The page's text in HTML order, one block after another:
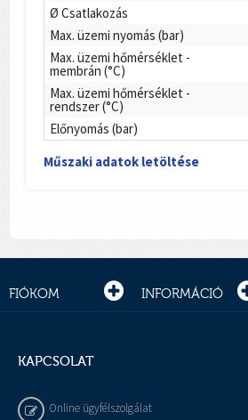
Ø Csatlakozás
Max. üzemi nyomás (bar)
Max. üzemi hőmérséklet -
membrán (°C)
Max. üzemi hőmérséklet -
rendszer (°C)
Előnyomás (bar)
Műszaki adatok letöltése
FIÓKOM INFORMÁCIÓ
KAPCSOLAT
Online ügyfélszolgálat